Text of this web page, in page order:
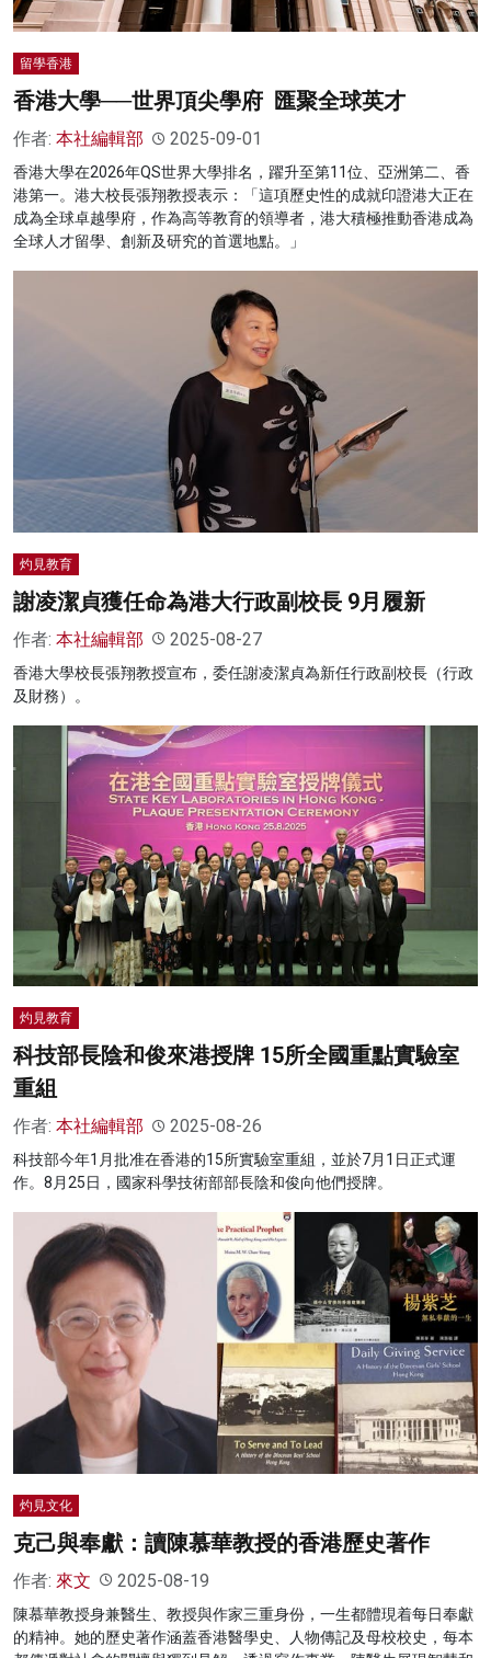
留學香港
香港大學──世界頂尖學府 匯聚全球英才
作者: 本社編輯部 2025-09-01
香港大學在2026年QS世界大學排名，躍升至第11位、亞洲第二、香
港第一。港大校長張翔教授表示：「這項歷史性的成就印證港大正在
成為全球卓越學府，作為高等教育的領導者，港大積極推動香港成為
全球人才留學、創新及研究的首選地點。」
灼見教育
謝凌潔貞獲任命為港大行政副校長 9月履新
作者: 本社編輯部 2025-08-27
香港大學校長張翔教授宣布，委任謝凌潔貞為新任行政副校長（行政
及財務）。
灼見教育
科技部長陰和俊來港授牌 15所全國重點實驗室
重組
作者: 本社編輯部 2025-08-26
科技部今年1月批准在香港的15所實驗室重組，並於7月1日正式運
作。8月25日，國家科學技術部部長陰和俊向他們授牌。
灼見文化
克己與奉獻：讀陳慕華教授的香港歷史著作
作者: 來文 2025-08-19
陳慕華教授身兼醫生、教授與作家三重身份，一生都體現着每日奉獻
的精神。她的歷史著作涵蓋香港醫學史、人物傳記及母校校史，每本